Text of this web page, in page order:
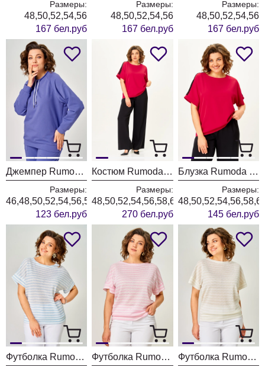
Размеры:
48,50,52,54,56
167 бел.руб
Размеры:
48,50,52,54,56
167 бел.руб
Размеры:
48,50,52,54,56
167 бел.руб
Джемпер Rumoda 2270 фиолетовый
Размеры:
46,48,50,52,54,56,58
123 бел.руб
Костюм Rumoda 2275 красный-черный кр.р.
Размеры:
48,50,52,54,56,58,60,62
270 бел.руб
Блузка Rumoda 2274 красный кр. р.
Размеры:
145 бел.руб
Футболка Rumoda 2262 светло-голубой Футболка Rumoda 2262 розовый Футболка Rumoda 2262 молочный